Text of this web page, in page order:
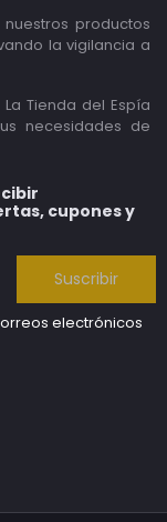
productos
la vigilancia a
Tienda del Espía
necesidades de
cupones y
Suscribir
electrónicos